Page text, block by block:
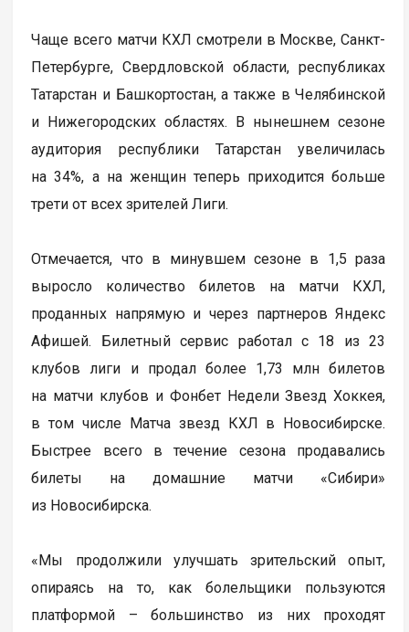
Чаще всего матчи КХЛ смотрели в Москве, Санкт-
Петербурге, Свердловской области, республиках
Татарстан и Башкортостан, а также в Челябинской
и Нижегородских областях. В нынешнем сезоне
аудитория республики Татарстан увеличилась
на 34%, а на женщин теперь приходится больше
трети от всех зрителей Лиги.
Отмечается, что в минувшем сезоне в 1,5 раза
выросло количество билетов на матчи КХЛ,
проданных напрямую и через партнеров Яндекс
Афишей. Билетный сервис работал с 18 из 23
клубов лиги и продал более 1,73 млн билетов
на матчи клубов и Фонбет Недели Звезд Хоккея,
в том числе Матча звезд КХЛ в Новосибирске.
Быстрее всего в течение сезона продавались
билеты на домашние матчи «Сибири»
из Новосибирска.
«Мы продолжили улучшать зрительский опыт,
опираясь на то, как болельщики пользуются
платформой – большинство из них проходят